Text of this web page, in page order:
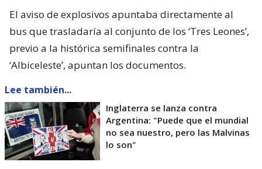
El aviso de explosivos apuntaba directamente al
bus que trasladaría al conjunto de los ‘Tres Leones’,
previo a la histórica semifinales contra la
‘Albiceleste’, apuntan los documentos.
Lee también...
Inglaterra se lanza contra
Argentina: "Puede que el mundial
no sea nuestro, pero las Malvinas
lo son"